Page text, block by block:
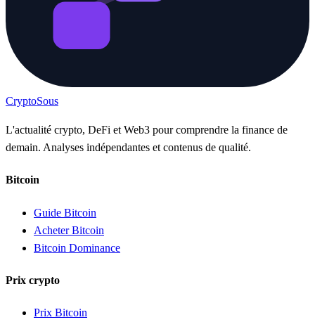
CryptoSous
L'actualité crypto, DeFi et Web3 pour comprendre la finance de
demain. Analyses indépendantes et contenus de qualité.
Bitcoin
Guide Bitcoin
Acheter Bitcoin
Bitcoin Dominance
Prix crypto
Prix Bitcoin